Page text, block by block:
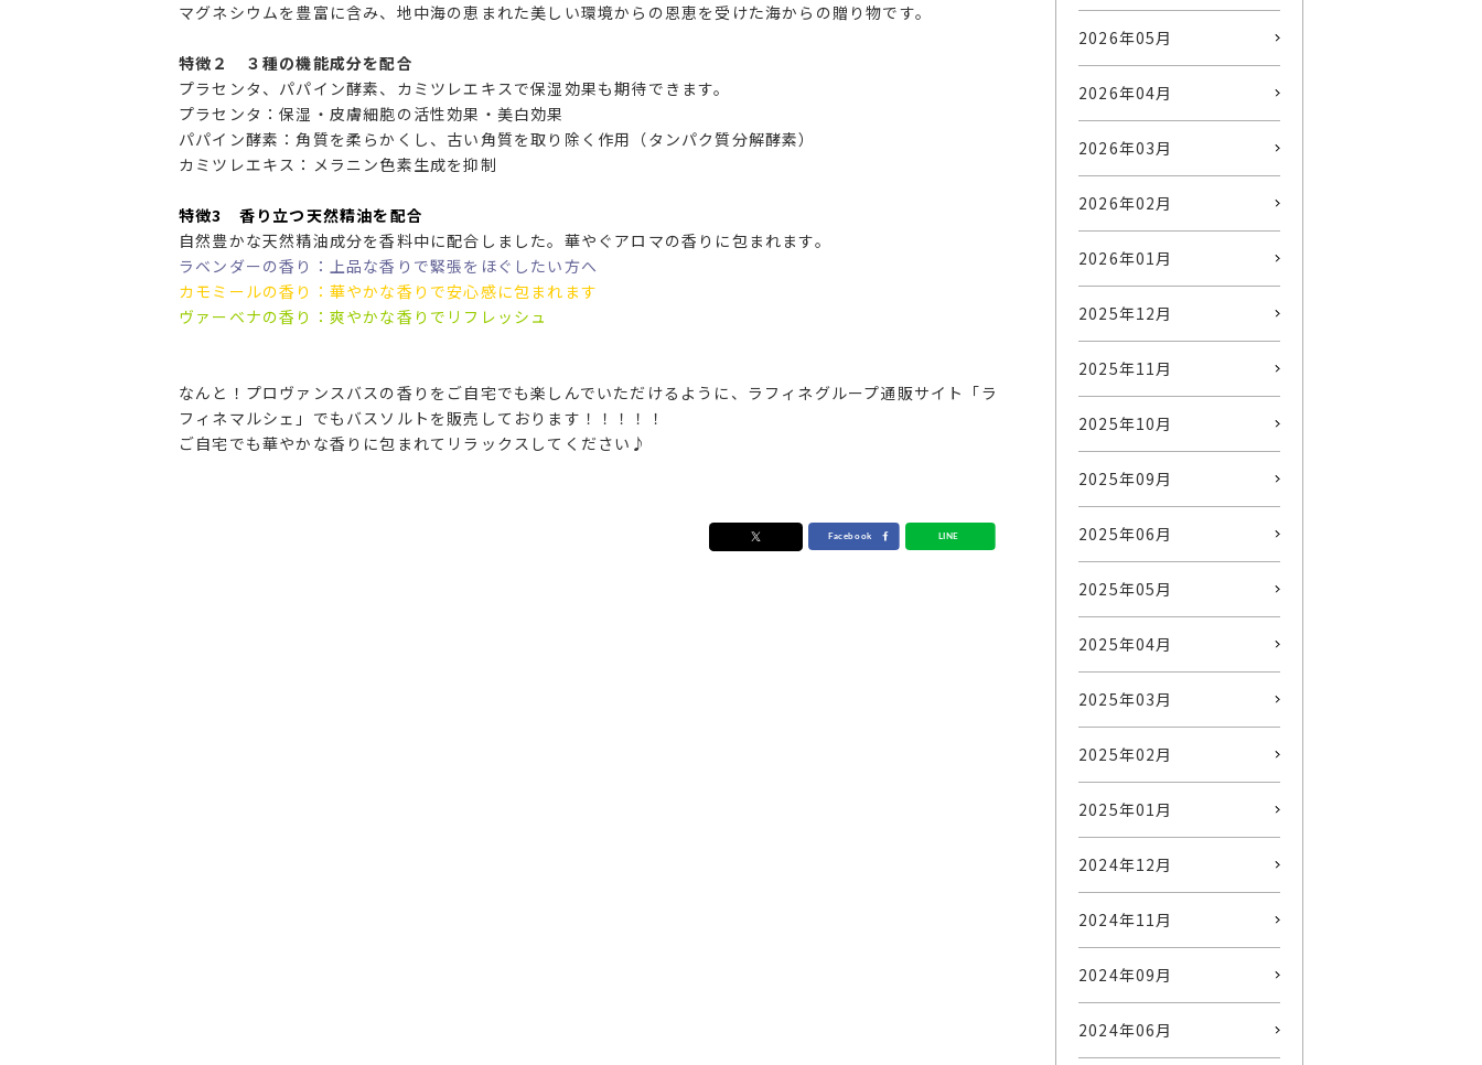
マグネシウムを豊富に含み、地中海の恵まれた美しい環境からの恩恵を受けた海からの贈り物です。
特徴２ ３種の機能成分を配合
プラセンタ、パパイン酵素、カミツレエキスで保湿効果も期待できます。
プラセンタ：保湿・皮膚細胞の活性効果・美白効果
パパイン酵素：角質を柔らかくし、古い角質を取り除く作用（タンパク質分解酵素）
カミツレエキス：メラニン色素生成を抑制
特徴3 香り立つ天然精油を配合
自然豊かな天然精油成分を香料中に配合しました。華やぐアロマの香りに包まれます。
ラベンダーの香り：上品な香りで緊張をほぐしたい方へ
カモミールの香り：華やかな香りで安心感に包まれます
ヴァーベナの香り：爽やかな香りでリフレッシュ
なんと！プロヴァンスバスの香りをご自宅でも楽しんでいただけるように、ラフィネグループ通販サイト「ラ
フィネマルシェ」でもバスソルトを販売しております！！！！！
ご自宅でも華やかな香りに包まれてリラックスしてください♪
2026年05月
2026年04月
2026年03月
2026年02月
2026年01月
2025年12月
2025年11月
2025年10月
2025年09月
2025年06月
2025年05月
2025年04月
2025年03月
2025年02月
2025年01月
2024年12月
2024年11月
2024年09月
2024年06月